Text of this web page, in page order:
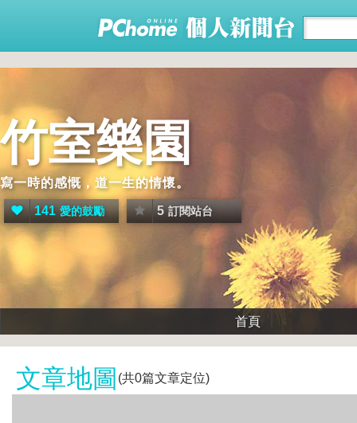
竹室樂園
寫一時的感慨，道一生的情懷。
141 愛的鼓勵 5 訂閱站台
首頁
文章地圖 (共0篇文章定位)